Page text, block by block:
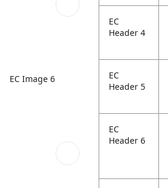
EC Image 6
EC
Header 4
EC
Header 5
EC
Header 6